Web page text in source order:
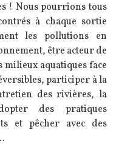
! Nous pourrions tous
à chaque sortie
les pollutions en
être acteur de
milieux aquatiques face
participer à la
des rivières, la
des pratiques
et pêcher avec des